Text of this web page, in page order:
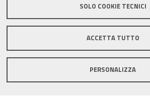
SOLO COOKIE TECNICI
ACCETTA TUTTO
PERSONALIZZA
Banca D’Italia:
Mappa del sito Privacy policy
Area riservata